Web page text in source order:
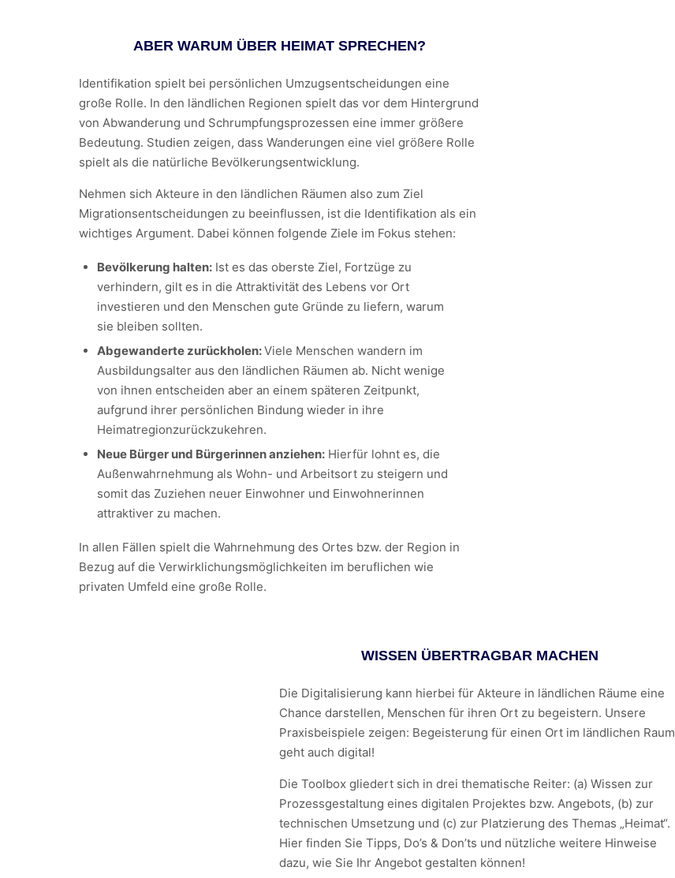
ABER WARUM ÜBER HEIMAT SPRECHEN?
Identifikation spielt bei persönlichen Umzugsentscheidungen eine
große Rolle. In den ländlichen Regionen spielt das vor dem Hintergrund
von Abwanderung und Schrumpfungsprozessen eine immer größere
Bedeutung. Studien zeigen, dass Wanderungen eine viel größere Rolle
spielt als die natürliche Bevölkerungsentwicklung.
Nehmen sich Akteure in den ländlichen Räumen also zum Ziel
Migrationsentscheidungen zu beeinflussen, ist die Identifikation als ein
wichtiges Argument. Dabei können folgende Ziele im Fokus stehen:
Bevölkerung halten:Ist es das oberste Ziel, Fortzüge zu
verhindern, gilt es in die Attraktivität des Lebens vor Ort
investieren und den Menschen gute Gründe zu liefern, warum
sie bleiben sollten.
Abgewanderte zurückholen:Viele Menschen wandern im
Ausbildungsalter aus den ländlichen Räumen ab. Nicht wenige
von ihnen entscheiden aber an einem späteren Zeitpunkt,
aufgrund ihrer persönlichen Bindung wieder in ihre
Heimatregionzurückzukehren.
Neue Bürger und Bürgerinnen anziehen:Hierfür lohnt es, die
Außenwahrnehmung als Wohn- und Arbeitsort zu steigern und
somit das Zuziehen neuer Einwohner und Einwohnerinnen
attraktiver zu machen.
In allen Fällen spielt die Wahrnehmung des Ortes bzw. der Region in
Bezug auf die Verwirklichungsmöglichkeiten im beruflichen wie
privaten Umfeld eine große Rolle.
WISSEN ÜBERTRAGBAR MACHEN
Die Digitalisierung kann hierbei für Akteure in ländlichen Räume eine
Chance darstellen, Menschen für ihren Ort zu begeistern. Unsere
Praxisbeispiele zeigen: Begeisterung für einen Ort im ländlichen Raum
geht auch digital!
Die Toolbox gliedert sich in drei thematische Reiter: (a) Wissen zur
Prozessgestaltung eines digitalen Projektes bzw. Angebots, (b) zur
technischen Umsetzung und (c) zur Platzierung des Themas „Heimat“.
Hier finden Sie Tipps, Do’s & Don’ts und nützliche weitere Hinweise
dazu, wie Sie Ihr Angebot gestalten können!